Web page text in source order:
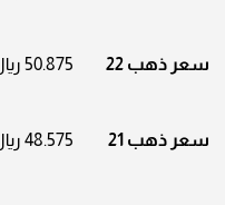
سعر ذهب 22 50.875 ريال
سعر ذهب 21 48.575 ريال